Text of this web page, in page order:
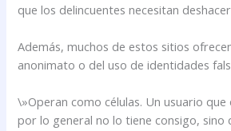
que los delincuentes necesitan
Además, muchos de estos sitios
anonimato o del uso de identidades
\»Operan como células. Un usuario
por lo general no lo tiene consigo, sino